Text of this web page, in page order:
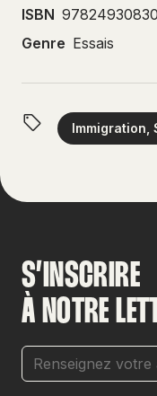
ISBN
Genre Essais
Immigration,
S’INSCRIRE
À NOTRE